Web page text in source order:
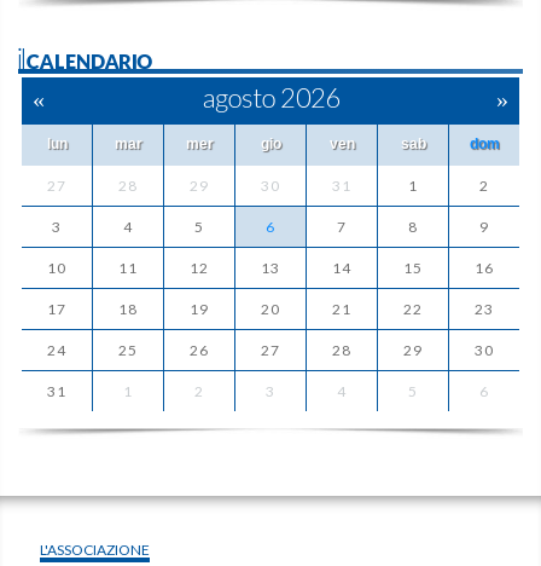
ilCALENDARIO
« agosto 2026 »
lun mar mer gio ven sab dom
27 28 29 30 31 1 2
3 4 5 6 7 8 9
10 11 12 13 14 15 16
17 18 19 20 21 22 23
24 25 26 27 28 29 30
31 1 2 3 4 5 6
L'ASSOCIAZIONE